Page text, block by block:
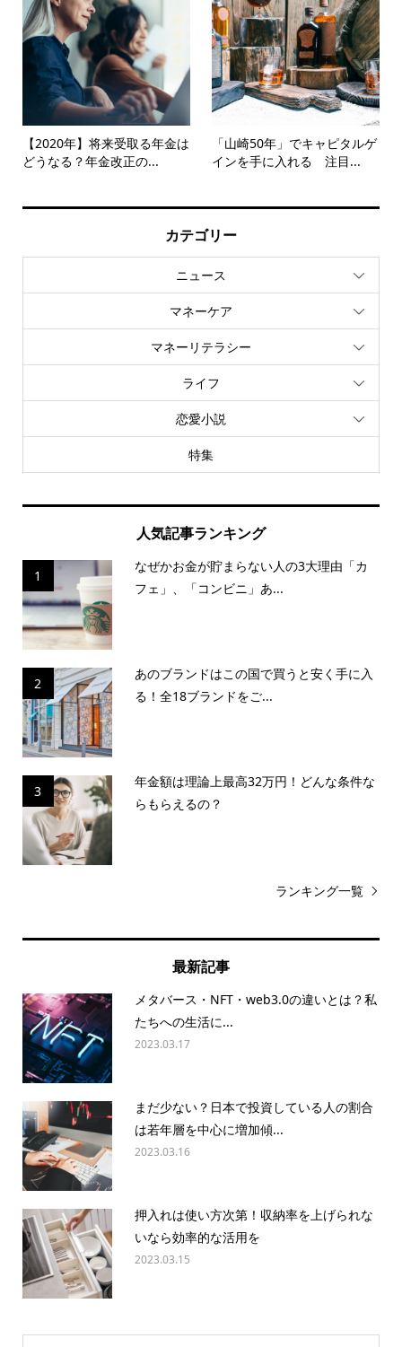
【2020年】将来受取る年金は
どうなる？年金改正の...
「山崎50年」でキャピタルゲ
インを手に入れる 注目...
カテゴリー
ニュース
マネーケア
マネーリテラシー
ライフ
恋愛小説
特集
人気記事ランキング
1
なぜかお金が貯まらない人の3大理由「カ
フェ」、「コンビニ」あ...
2
あのブランドはこの国で買うと安く手に入
る！全18ブランドをご...
3
年金額は理論上最高32万円！どんな条件な
らもらえるの？
ランキング一覧
最新記事
メタバース・NFT・web3.0の違いとは？私
たちへの生活に...
2023.03.17
まだ少ない？日本で投資している人の割合
は若年層を中心に増加傾...
2023.03.16
押入れは使い方次第！収納率を上げられな
いなら効率的な活用を
2023.03.15